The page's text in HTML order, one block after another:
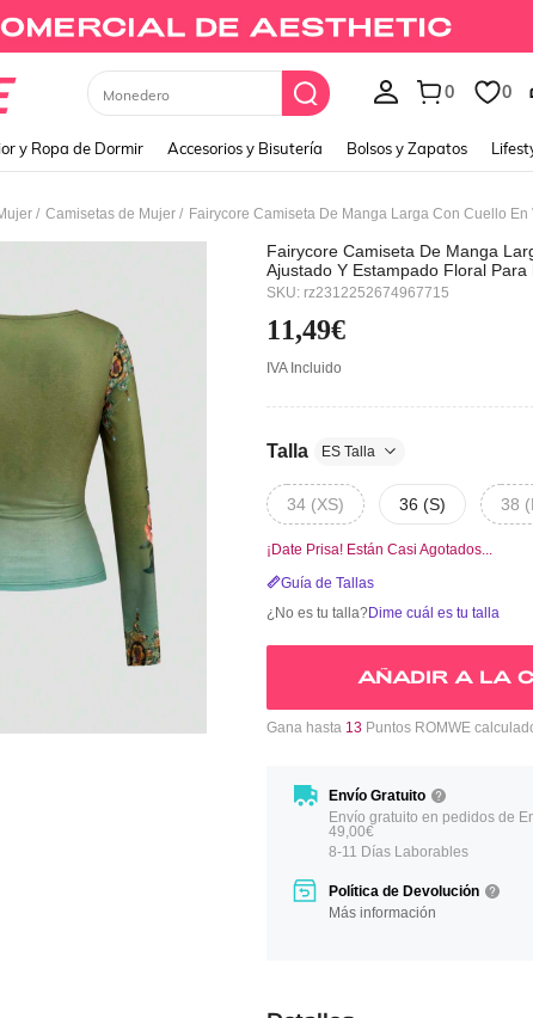
Vestidos Largos 0
y Ropa de Dormir Accesorios y Bisutería Bolsos y Zapatos
/ Camisetas de Mujer /
Fairycore Camiseta De Manga
Ajustado Y Estampado Floral
SKU: rz2312252674967715
11,49€
IVA Incluido
Talla ES Talla
34 (XS) 36 (S) 38
¡Date Prisa! Están Casi Agotados...
Guía de Tallas
¿No es tu talla?Dime cuál es tu talla
AÑADIR A LA
Gana hasta 13 Puntos ROMWE
Envío Gratuito
Envío gratuito en pedidos de
49,00€
8-11 Días Laborables
Política de Devolución
Más información